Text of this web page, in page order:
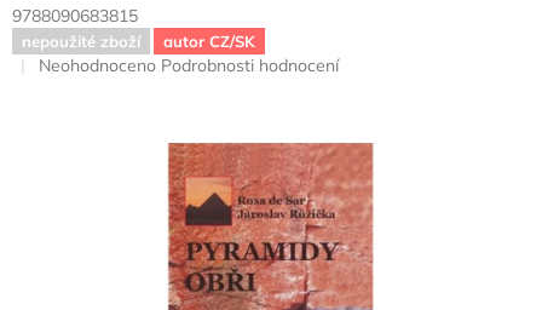
9788090683815
nepoužité zboží autor CZ/SK
Průměrné
Neohodnoceno Podrobnosti hodnocení